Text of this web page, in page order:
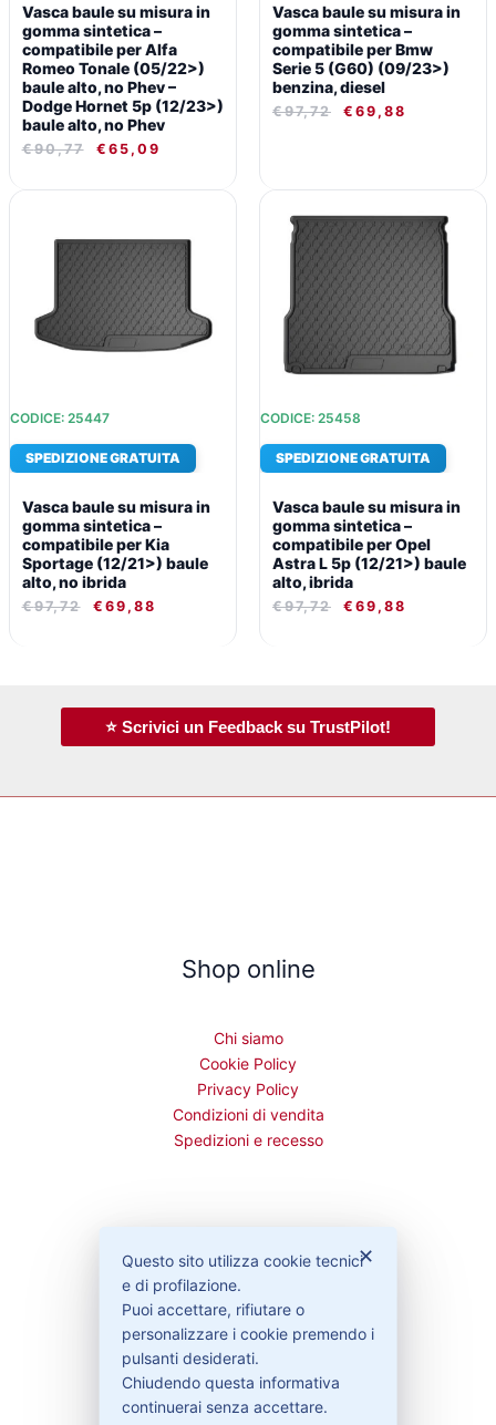
Vasca baule su misura in
gomma sintetica –
compatibile per Alfa
Romeo Tonale (05/22>)
baule alto, no Phev –
Dodge Hornet 5p (12/23>)
baule alto, no Phev
€90,77 € 65,09
Vasca baule su misura in
gomma sintetica –
compatibile per Bmw
Serie 5 (G60) (09/23>)
benzina, diesel
€97,72 € 69,88
CODICE: 25447
SPEDIZIONE GRATUITA
Vasca baule su misura in
gomma sintetica –
compatibile per Kia
Sportage (12/21>) baule
alto, no ibrida
€97,72
ERA:
€97,72.
€ 69,88
È:
€69,88.
CODICE: 25458
SPEDIZIONE GRATUITA
Vasca baule su misura in
gomma sintetica –
compatibile per Opel
Astra L 5p (12/21>) baule
alto, ibrida
€97,72
PREZZO
ORIGINALE
ERA:
€97,72.
€ 69,88
PREZZO
ATTUALE
È:
€69,88.
⭐ Scrivici un Feedback su TrustPilot!
Shop online
Chi siamo
Cookie Policy
Privacy Policy
Condizioni di vendita
Spedizioni e recesso
Contattaci
Garanzie
✕
Questo sito utilizza cookie tecnici
e di profilazione.
Puoi accettare, rifiutare o
personalizzare i cookie premendo i
pulsanti desiderati.
Chiudendo questa informativa
continuerai senza accettare.